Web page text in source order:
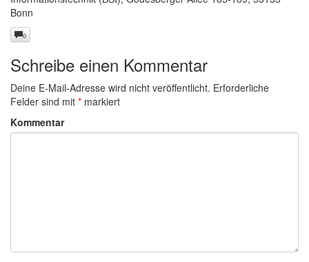
Bonn
0
Schreibe einen Kommentar
Deine E-Mail-Adresse wird nicht veröffentlicht. Erforderliche
Felder sind mit * markiert
Kommentar